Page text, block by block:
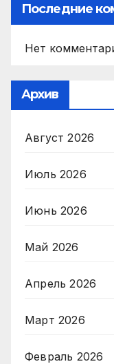
Последние
Нет
Архив
Август 2026
Июль 2026
Июнь 2026
Май 2026
Апрель 2026
Март 2026
Февраль 2026